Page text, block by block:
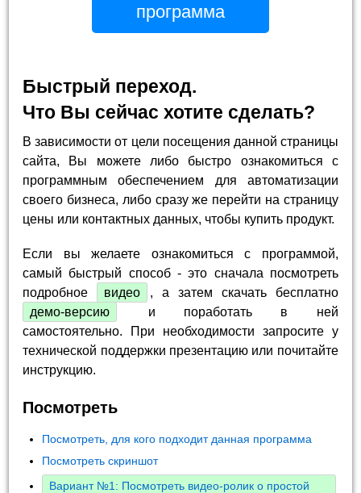
программа
Быстрый переход.
Что Вы сейчас хотите сделать?
В зависимости от цели посещения данной страницы
сайта, Вы можете либо быстро ознакомиться с
программным обеспечением для автоматизации
своего бизнеса, либо сразу же перейти на страницу
цены или контактных данных, чтобы купить продукт.
Если вы желаете ознакомиться с программой,
самый быстрый способ - это сначала посмотреть
подробное
видео
, а затем скачать бесплатно
демо-версию
и поработать в ней
самостоятельно. При необходимости запросите у
технической поддержки презентацию или почитайте
инструкцию.
Посмотреть
Посмотреть, для кого подходит данная программа
Посмотреть скриншот
Вариант №1: Посмотреть видео-ролик о простой